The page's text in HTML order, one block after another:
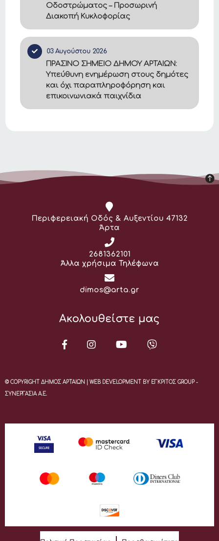
Οδοστρώματος – Προσωρινή
Διακοπή Κυκλοφορίας
03 Αυγούστου 2026
ΠΡΑΣΙΝΟ ΣΗΜΕΙΟ ΔΗΜΟΥ ΑΡΤΑΙΩΝ:
Υπεύθυνη ενημέρωση στους δημότες
και όχι παραπληροφόρηση και
επικοινωνιακά παιχνίδια
Διεύθυνση:
Περιφερειακή Οδός & Αυξεντίου 47132
Άρτα
Τηλέφωνο:
2681362101
Άλλα χρήσιμα Τηλέφωνα
Email:
dimos@arta.gr
Ακολουθείστε μας
© COPYRIGHT ΔΗΜΟΣ ΑΡΤΑΙΩΝ | WEB DEVELOPMENT BY ΕΓΚΡΙΤΟΣ GROUP -
ΣΥΝΕΡΓΑΣΙΑ Α.Ε.